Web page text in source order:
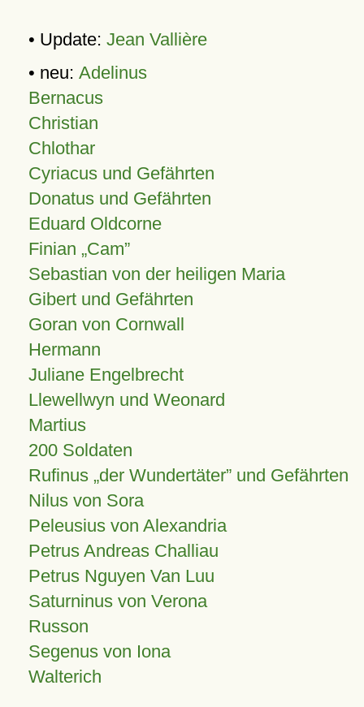
• Update: Jean Vallière
• neu: Adelinus
Bernacus
Christian
Chlothar
Cyriacus und Gefährten
Donatus und Gefährten
Eduard Oldcorne
Finian Cam
Sebastian von der heiligen Maria
Gibert und Gefährten
Goran von Cornwall
Hermann
Juliane Engelbrecht
Llewellwyn und Weonard
Martius
200 Soldaten
Rufinus „der Wundertäter” und Gefährten
Nilus von Sora
Peleusius von Alexandria
Petrus Andreas Challiau
Petrus Nguyen Van Luu
Saturninus von Verona
Russon
Segenus von Iona
Walterich